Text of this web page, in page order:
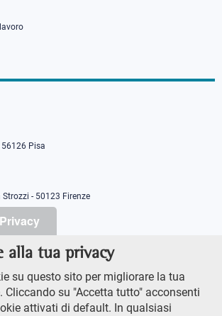
alla tua privacy
su questo sito per migliorare la tua
Cliccando su "Accetta tutto" acconsenti
attivati di default. In qualsiasi
56126 Pisa
- 50123 Firenze